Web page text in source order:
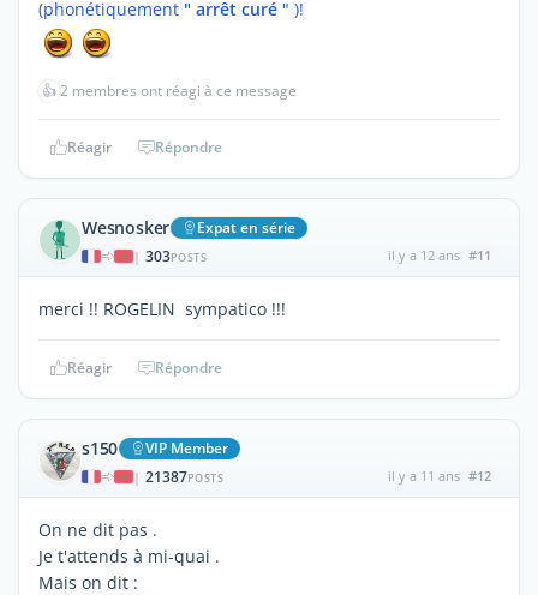
(phonétiquement " arrêt curé " )!
👍2 membres ont réagi à ce message
Réagir Répondre
Wesnosker Expat en série
| 303POSTS il y a 12 ans #11
merci !! ROGELIN sympatico !!!
Réagir Répondre
s150 VIP Member
| 21387POSTS il y a 11 ans #12
On ne dit pas .
Je t'attends à mi-quai .
Mais on dit :